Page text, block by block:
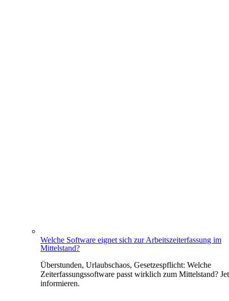
Welche Software eignet sich zur Arbeitszeiterfassung im
Mittelstand?
Überstunden, Urlaubschaos, Gesetzespflicht: Welche
Zeiterfassungssoftware passt wirklich zum Mittelstand?
informieren.